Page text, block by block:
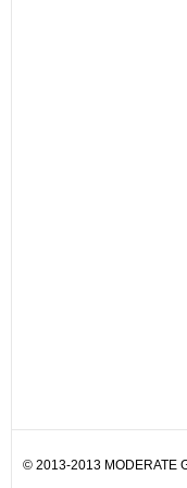
© 2013-2013 MODERATE